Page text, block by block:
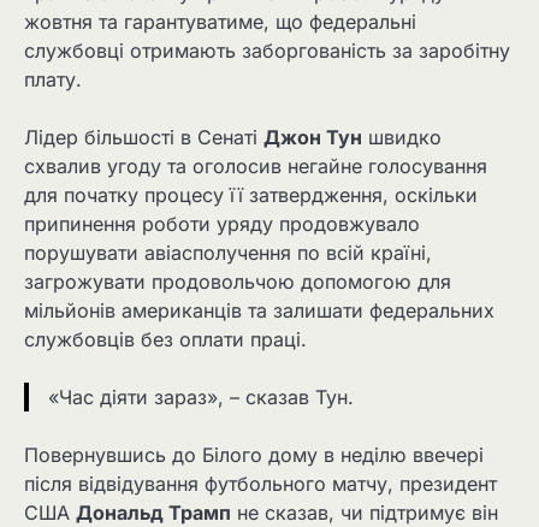
жовтня та гарантуватиме, що федеральні
службовці отримають заборгованість за заробітну
плату.
Лідер більшості в Сенаті Джон Тун швидко
схвалив угоду та оголосив негайне голосування
для початку процесу її затвердження, оскільки
припинення роботи уряду продовжувало
порушувати авіасполучення по всій країні,
загрожувати продовольчою допомогою для
мільйонів американців та залишати федеральних
службовців без оплати праці.
«Час діяти зараз», – сказав Тун.
Повернувшись до Білого дому в неділю ввечері
після відвідування футбольного матчу, президент
США Дональд Трамп не сказав, чи підтримує він